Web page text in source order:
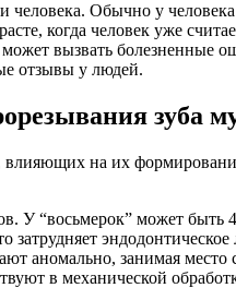
человека. Обычно у
когда человек уже
вызвать болезненные
отзывы у людей.
зуба
влияющих на их
У “восьмерок” может быть
затрудняет эндодонтическое
аномально, занимая место
в механической